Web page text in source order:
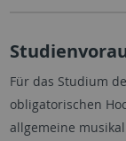
Für das Studium
obligatorischen
allgemeine